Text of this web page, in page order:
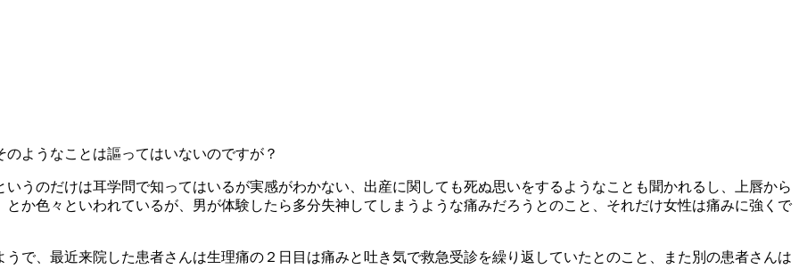
ようなことは謳ってはいないのですが？
うのだけは耳学問で知ってはいるが実感がわかない、出産に関しても死ぬ思いをするようなことも聞かれるし、上唇から
か色々といわれているが、男が体験したら多分失神してしまうような痛みだろうとのこと、それだけ女性は痛みに強くで
で、最近来院した患者さんは生理痛の２日目は痛みと吐き気で救急受診を繰り返していたとのこと、また別の患者さんは